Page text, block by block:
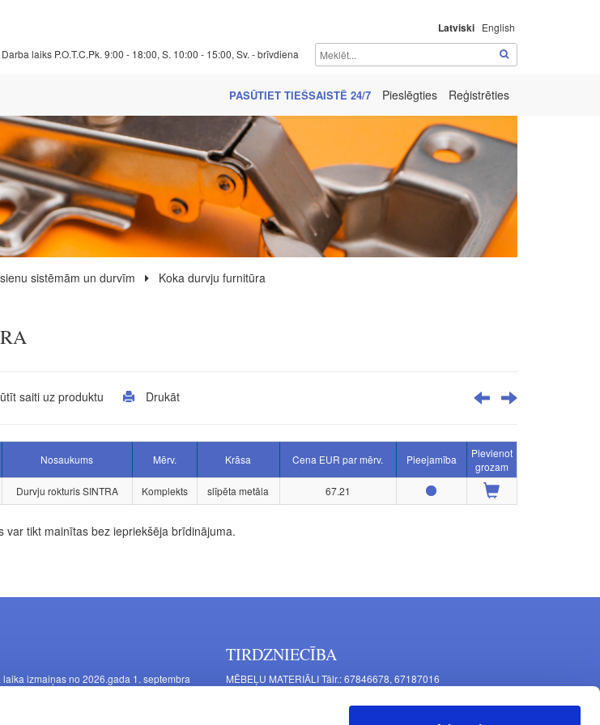
Latviski English
Darba laiks P.O.T.C.Pk. 9:00 - 18:00, S. 10:00 - 15:00, Sv. - brīvdiena
PASŪTIET TIEŠSAISTĒ 24/7 Pieslēgties Reģistrēties
sistēmām un durvīm Koka durvju furnitūra
saiti uz produktu Drukāt
Nosaukums Mērv. Krāsa Cena EUR par mērv. Pieejamība
Pievienot
grozam
Durvju rokturis SINTRA Komplekts slīpēta metāla 67.21
var tikt mainītas bez iepriekšēja brīdinājuma.
izmaiņas no 2026.gada 1. septembra
TIRDZNIECĪBA
MĒBEĻU MATERIĀLI Tālr.: 67846678, 67187016
Mašīnu iela 11, Rīga, LV-1063, Latvija